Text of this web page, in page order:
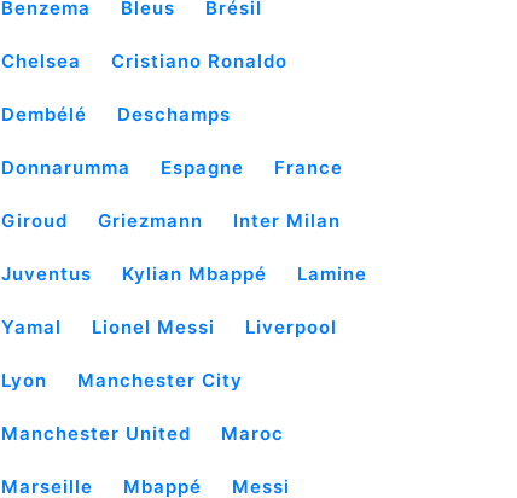
Benzema Bleus Brésil
Chelsea Cristiano Ronaldo
Dembélé Deschamps
Donnarumma Espagne France
Giroud Griezmann Inter Milan
Juventus Kylian Mbappé Lamine
Yamal Lionel Messi Liverpool
Lyon Manchester City
Manchester United Maroc
Marseille Mbappé Messi